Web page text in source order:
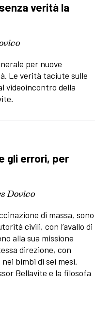
verità la
per nuove
Le verità taciute sulle
videoincontro della
gli errori, per
Dovico
di massa, sono
civili, con l’avallo di
alla sua missione
direzione, con
bimbi di sei mesi.
Bellavite e la filosofa